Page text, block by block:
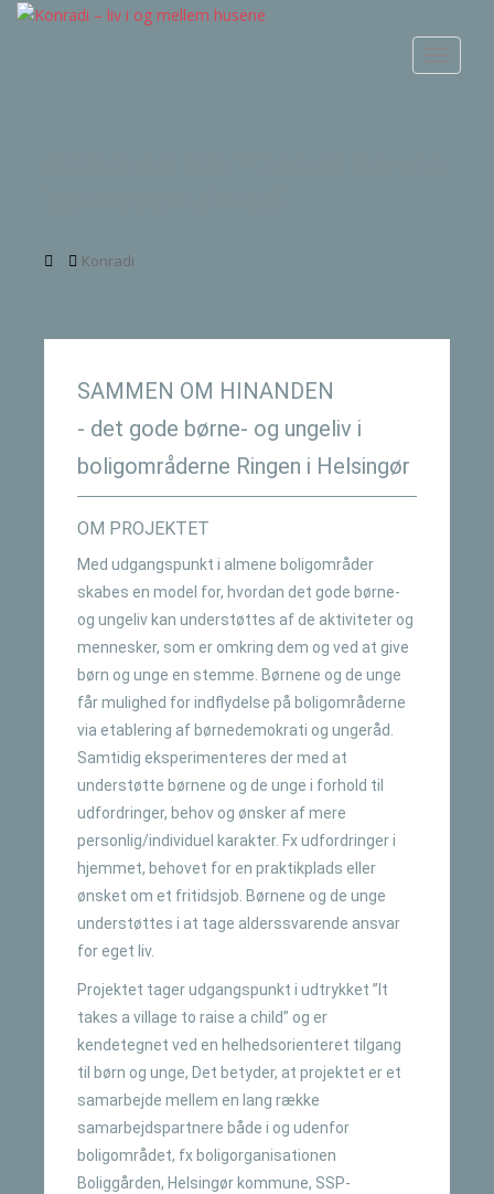
Konradi
SAMMEN OM HINANDEN
- det gode børne- og ungeliv i
boligområderne Ringen i Helsingør
OM PROJEKTET
Med udgangspunkt i almene boligområder
skabes en model for, hvordan det gode børne-
og ungeliv kan understøttes af de aktiviteter og
mennesker, som er omkring dem og ved at give
børn og unge en stemme. Børnene og de unge
får mulighed for indflydelse på boligområderne
via etablering af børnedemokrati og ungeråd.
Samtidig eksperimenteres der med at
understøtte børnene og de unge i forhold til
udfordringer, behov og ønsker af mere
personlig/individuel karakter. Fx udfordringer i
hjemmet, behovet for en praktikplads eller
ønsket om et fritidsjob. Børnene og de unge
understøttes i at tage alderssvarende ansvar
for eget liv.
Projektet tager udgangspunkt i udtrykket ”It
takes a village to raise a child” og er
kendetegnet ved en helhedsorienteret tilgang
til børn og unge, Det betyder, at projektet er et
samarbejde mellem en lang række
samarbejdspartnere både i og udenfor
boligområdet, fx boligorganisationen
Boliggården, Helsingør kommune, SSP-